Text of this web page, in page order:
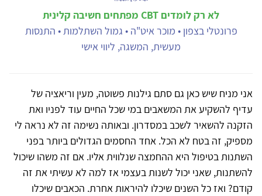
לא רק לומדים CBT מפתחים חשיבה קלינית
פרונטלי בצפון • מוכר איט"ה • גמול השתלמות • התנסות
מעשית, המשגה, ליווי אישי
אני מניח שיש כאן גם סתם גילנות פשוטה, מעין וריאציה של
עדיף להשקיע את המשאבים במי שכל החיים עוד לפניו ואת
הזקנה להשאיר לשכב במסדרון. ובאותה נשימה זה לא נראה לי
מספיק, זה בטח לא הכל. אחד החסמים הגדולים ביותר בפני
השתנות בטיפול היא ההחמצה שנלווית אליו. אם זה משהו שיכול
להשתנות, שאני יכול לשנות בעצמי אז למה לא עשיתי את זה
קודם? ואז כל השנים שיכלו להיראות אחרת. הכאבים שיכלו